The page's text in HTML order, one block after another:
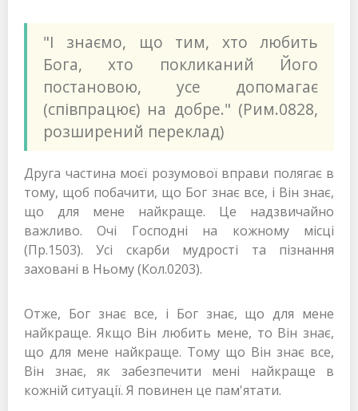
"І знаємо, що тим, хто любить
Бога, хто покликаний Його
постановою, усе допомагає
(співпрацює) на добре." (Рим.0828,
розширений переклад)
Друга частина моєї розумової вправи полягає в
тому, щоб побачити, що Бог знає все, і Він знає,
що для мене найкраще. Це надзвичайно
важливо. Очі Господні на кожному місці
(Пр.1503). Усі скарби мудрості та пізнання
заховані в Ньому (Кол.0203).
Отже, Бог знає все, і Бог знає, що для мене
найкраще. Якщо Він любить мене, то Він знає,
що для мене найкраще. Тому що Він знає все,
Він знає, як забезпечити мені найкраще в
кожній ситуації. Я повинен це пам'ятати.